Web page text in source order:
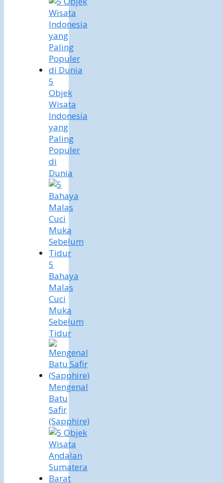
5
Objek
Wisata
Indonesia
yang
Paling
Populer
di
Dunia
5
Bahaya
Malas
Cuci
Muka
Sebelum
Tidur
Mengenal
Batu
Safir
(Sapphire)